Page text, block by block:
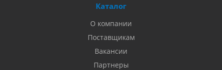
Каталог
О компании
Поставщикам
Вакансии
Партнеры